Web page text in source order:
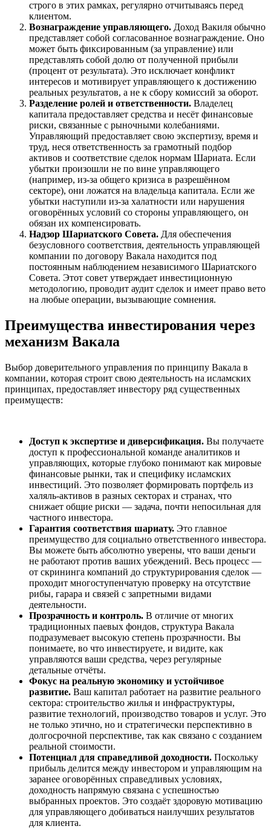
строго в этих рамках, регулярно отчитываясь перед
клиентом.
Вознаграждение управляющего. Доход Вакиля обычно
представляет собой согласованное вознаграждение. Оно
может быть фиксированным (за управление) или
представлять собой долю от полученной прибыли
(процент от результата). Это исключает конфликт
интересов и мотивирует управляющего к достижению
реальных результатов, а не к сбору комиссий за оборот.
Разделение ролей и ответственности. Владелец
капитала предоставляет средства и несёт финансовые
риски, связанные с рыночными колебаниями.
Управляющий предоставляет свою экспертизу, время и
труд, неся ответственность за грамотный подбор
активов и соответствие сделок нормам Шариата. Если
убытки произошли не по вине управляющего
(например, из-за общего кризиса в разрешённом
секторе), они ложатся на владельца капитала. Если же
убытки наступили из-за халатности или нарушения
оговорённых условий со стороны управляющего, он
обязан их компенсировать.
Надзор Шариатского Совета. Для обеспечения
безусловного соответствия, деятельность управляющей
компании по договору Вакала находится под
постоянным наблюдением независимого Шариатского
Совета. Этот совет утверждает инвестиционную
методологию, проводит аудит сделок и имеет право вето
на любые операции, вызывающие сомнения.
Преимущества инвестирования через
механизм Вакала
Выбор доверительного управления по принципу Вакала в
компании, которая строит свою деятельность на исламских
принципах, предоставляет инвестору ряд существенных
преимуществ:
Доступ к экспертизе и диверсификация. Вы получаете
доступ к профессиональной команде аналитиков и
управляющих, которые глубоко понимают как мировые
финансовые рынки, так и специфику исламских
инвестиций. Это позволяет формировать портфель из
халяль-активов в разных секторах и странах, что
снижает общие риски — задача, почти непосильная для
частного инвестора.
Гарантия соответствия шариату. Это главное
преимущество для социально ответственного инвестора.
Вы можете быть абсолютно уверены, что ваши деньги
не работают против ваших убеждений. Весь процесс —
от скрининга компаний до структурирования сделок —
проходит многоступенчатую проверку на отсутствие
рибы, гарара и связей с запретными видами
деятельности.
Прозрачность и контроль. В отличие от многих
традиционных паевых фондов, структура Вакала
подразумевает высокую степень прозрачности. Вы
понимаете, во что инвестируете, и видите, как
управляются ваши средства, через регулярные
детальные отчёты.
Фокус на реальную экономику и устойчивое
развитие. Ваш капитал работает на развитие реального
сектора: строительство жилья и инфраструктуры,
развитие технологий, производство товаров и услуг. Это
не только этично, но и стратегически перспективно в
долгосрочной перспективе, так как связано с созданием
реальной стоимости.
Потенциал для справедливой доходности. Поскольку
прибыль делится между инвестором и управляющим на
заранее оговорённых справедливых условиях,
доходность напрямую связана с успешностью
выбранных проектов. Это создаёт здоровую мотивацию
для управляющего добиваться наилучших результатов
для клиента.